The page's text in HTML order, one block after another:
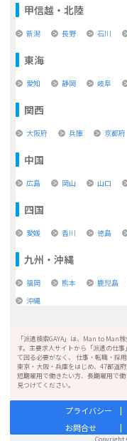
甲信越・北陸
新潟 長野 石川
東海
愛知 静岡 岐阜
関西
大阪府 兵庫 京都府
中国
広島 岡山 山口
四国
愛媛 香川 徳島
九州・沖縄
福岡 熊本 鹿児島
沖縄
「派遣検索GAYA」は、Man to Man
す。主要求人サイトから「派遣の仕
て回る必要がなく、 仕事・転職・採用
東京・大阪・兵庫をはじめ、47都道
短期雇用で働きたい方、長期雇用で
見つけてください。
プライバシー
お問合せ
Copyright